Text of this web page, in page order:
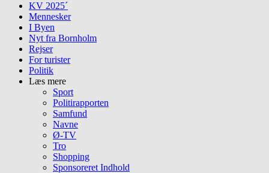
KV 2025´
Mennesker
I Byen
Nyt fra Bornholm
Rejser
For turister
Politik
Læs mere
Sport
Politirapporten
Samfund
Navne
Ø-TV
Tro
Shopping
Sponsoreret Indhold